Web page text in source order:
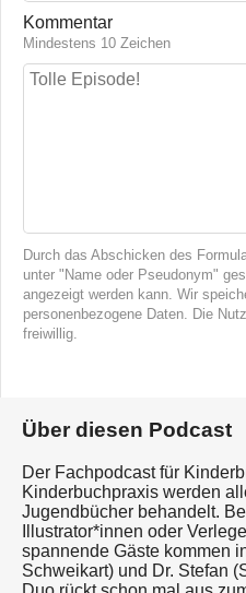
Kommentar
Mindestens 10 Zeichen
Durch das Abschicken des
unter "Name oder Pseudonym"
angezeigt werden kann. Wir
personenbezogene Daten. Die
freiwillig.
Über diesen Podcast
Der Fachpodcast für
Kinderbuchpraxis werden
Jugendbücher behandelt.
Illustrator*innen oder
spannende Gäste kommen
Schweikart) und Dr. Stefan